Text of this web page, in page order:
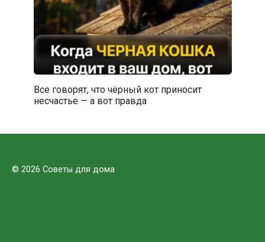
Все говорят, что чёрный кот приносит
несчастье — а вот правда
© 2026 Советы для дома